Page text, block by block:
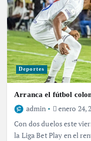
Deportes
Arranca el fútbol
admin
enero 24,
Con dos duelos este
la Liga Bet Play en el